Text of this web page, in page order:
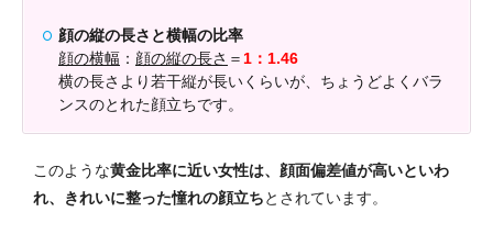
顔の縦の長さと横幅の比率
顔の横幅 ： 顔の縦の長さ ＝ 1：1.46
横の長さより若干縦が長いくらいが、ちょうどよくバラ
ンスのとれた顔立ちです。
このような黄金比率に近い女性は、顔面偏差値が高いといわ
れ、きれいに整った憧れの顔立ちとされています。